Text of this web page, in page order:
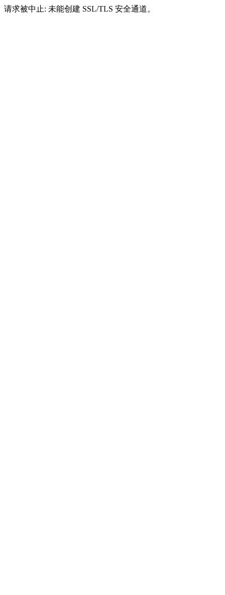
请求被中止: 未能创建 SSL/TLS 安全通道。